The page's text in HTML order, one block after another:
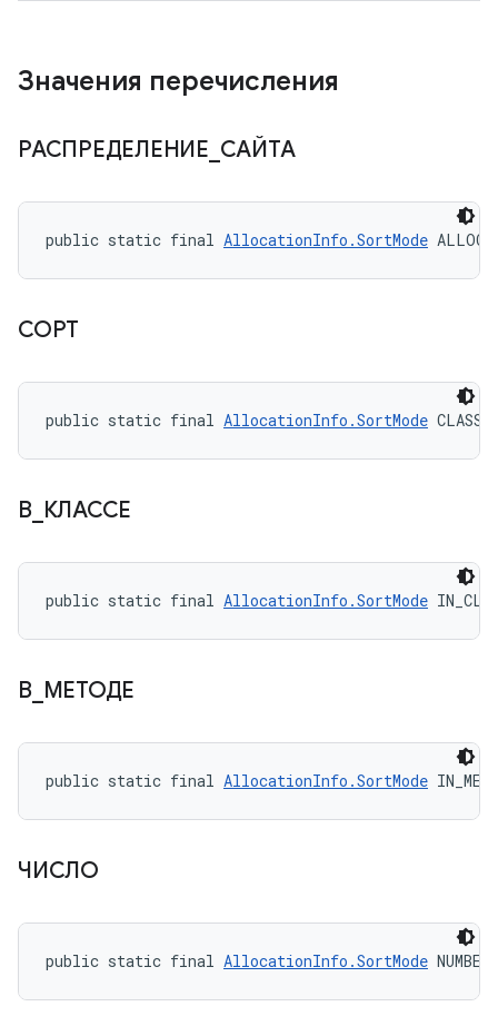
Значения перечисления
РАСПРЕДЕЛЕНИЕ САЙТА
public static final AllocationInfo.SortMode
СОРТ
public static final AllocationInfo.SortMode CLASS
В_ КЛАССЕ
public static final AllocationInfo.SortMode
В_ МЕТОДЕ
public static final AllocationInfo.SortMode
ЧИСЛО
public static final AllocationInfo.SortMode NUMBER